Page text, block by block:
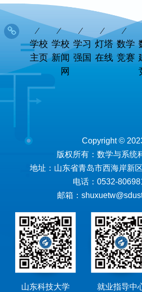
学校
主页
学校
新闻
网
学习
强国
灯塔
在线
数学
竞赛
Copyright ©
版权所有：数学与系统
地址：山东省青岛市西海岸新
电话：0532-
邮箱：
山东科技大学 就业指导中